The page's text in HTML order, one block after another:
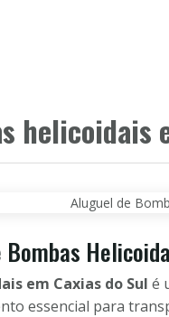
helicoidais
em Caxias do Sul é
essencial para